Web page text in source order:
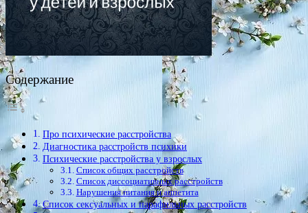
Содержание
Про психические расстройства
Диагностика расстройств психики
Психические расстройства у взрослых
Список общих расстройств
Список диссоциативных расстройств
Нарушения питания и аппетита
Список сексуальных и парафильных расстройств